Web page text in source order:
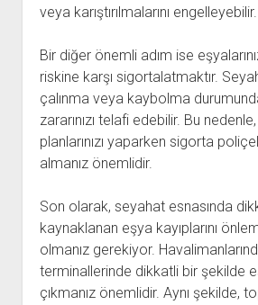
veya karıştırılmalarını engelleyebilir.
Bir diğer önemli adım ise
riskine karşı sigortalatmaktır.
çalınma veya kaybolma
zararınızı telafi edebilir. Bu
planlarınızı yaparken sigorta
almanız önemlidir.
Son olarak, seyahat esnasında
kaynaklanan eşya kayıplarını
olmanız gerekiyor.
terminallerinde dikkatli bir şekilde
çıkmanız önemlidir. Aynı şekilde,